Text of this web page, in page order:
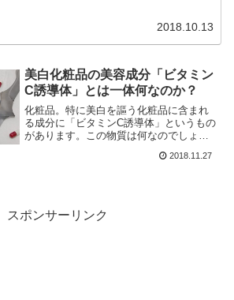
2018.10.13
美白化粧品の美容成分「ビタミン
C誘導体」とは一体何なのか？
化粧品。特に美白を謳う化粧品に含まれ
る成分に「ビタミンC誘導体」というもの
があります。この物質は何なのでしょう
のまま飲んだ方がいいのですが（笑）、
2018.11.27
スポンサーリンク